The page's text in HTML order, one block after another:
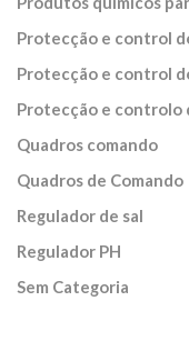
Protecção e control
Protecção e control
Protecção e controlo
Quadros comando
Quadros de Comando
Regulador de sal
Regulador PH
Sem Categoria